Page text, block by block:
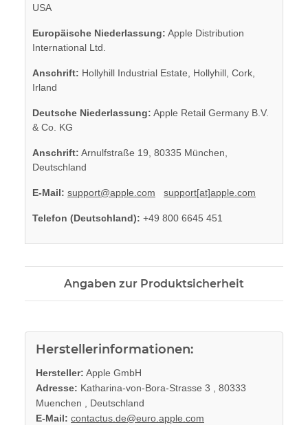
USA
Europäische Niederlassung: Apple Distribution
International Ltd.
Anschrift: Hollyhill Industrial Estate, Hollyhill, Cork,
Irland
Deutsche Niederlassung: Apple Retail Germany B.V.
& Co. KG
Anschrift: Arnulfstraße 19, 80335 München,
Deutschland
E-Mail: support@apple.com support[at]apple.com
Telefon (Deutschland): +49 800 6645 451
Angaben zur Produktsicherheit
Herstellerinformationen:
Hersteller: Apple GmbH
Adresse: Katharina-von-Bora-Strasse 3 , 80333
Muenchen , Deutschland
E-Mail: contactus.de@euro.apple.com